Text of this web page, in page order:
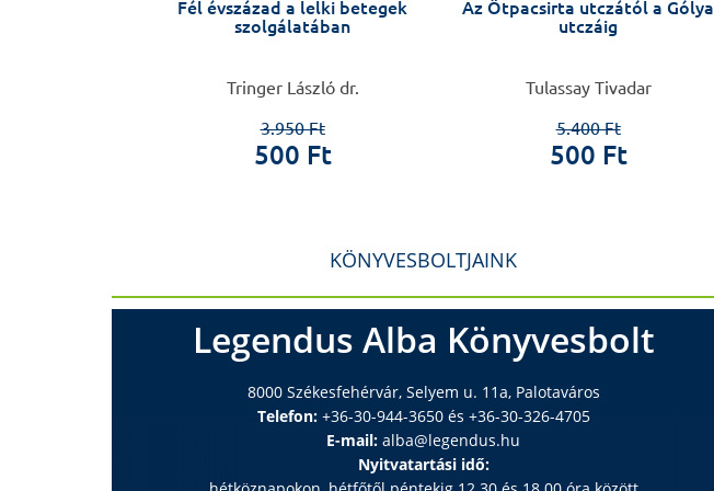
Fél évszázad a lelki betegek
szolgálatában
Tringer László dr.
3.950 Ft
500 Ft
Az Ötpacsirta utczától a Gólya
utczáig
Tulassay Tivadar
5.400 Ft
500 Ft
KÖNYVESBOLTJAINK
Legendus Alba Könyvesbolt
8000 Székesfehérvár, Selyem u. 11a, Palotaváros
Telefon:+36-30-944-3650 és +36-30-326-4705
E-mail: alba@legendus.hu
Nyitvatartási idő: